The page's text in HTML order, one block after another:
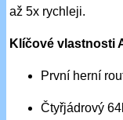
až 5x rychleji.
Klíčové vlastnosti
První herní
Čtyřjádrový